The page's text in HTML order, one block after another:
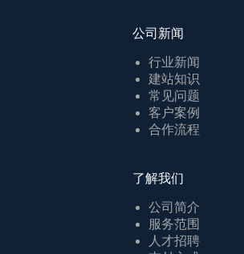
公司新闻
行业新闻
建站知识
常见问题
客户案例
合作流程
了解我们
公司简介
服务范围
人才招聘